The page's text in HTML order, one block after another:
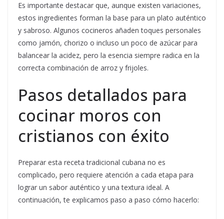
Es importante destacar que, aunque existen variaciones,
estos ingredientes forman la base para un plato auténtico
y sabroso. Algunos cocineros añaden toques personales
como jamón, chorizo o incluso un poco de azúcar para
balancear la acidez, pero la esencia siempre radica en la
correcta combinación de arroz y frijoles.
Pasos detallados para
cocinar moros con
cristianos con éxito
Preparar esta receta tradicional cubana no es
complicado, pero requiere atención a cada etapa para
lograr un sabor auténtico y una textura ideal. A
continuación, te explicamos paso a paso cómo hacerlo: